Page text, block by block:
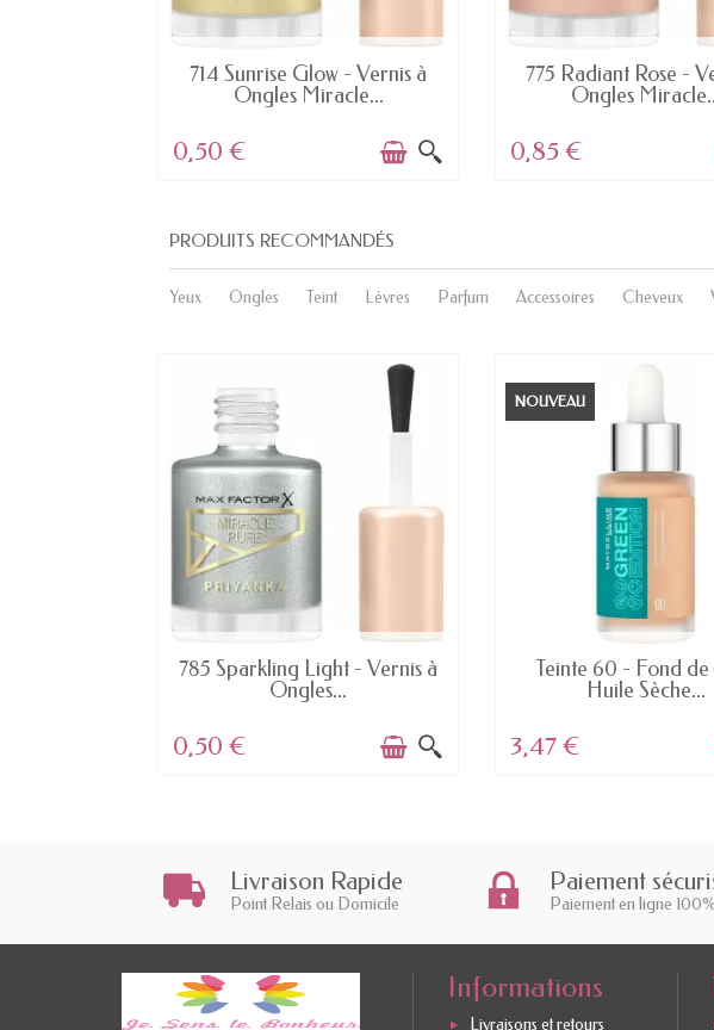
EN STOCK
714 Sunrise Glow - Vernis à
Ongles Miracle...
0,50 €
DERNIERS ARTICLES EN
775 Radiant Rose -
Ongles
0,85 €
PRODUITS RECOMMANDÉS
Yeux Ongles Teint Lèvres Parfum Accessoires Cheveux
EN STOCK
785 Sparkling Light - Vernis à
Ongles...
0,50 €
NOUVEAU
EN STOCK
Teinte 60 - Fond de
Huile Sèche...
3,47 €
Livraison Rapide
Point Relais ou Domicile
Paiement
Paiement en ligne
Informations
Livraisons et retours